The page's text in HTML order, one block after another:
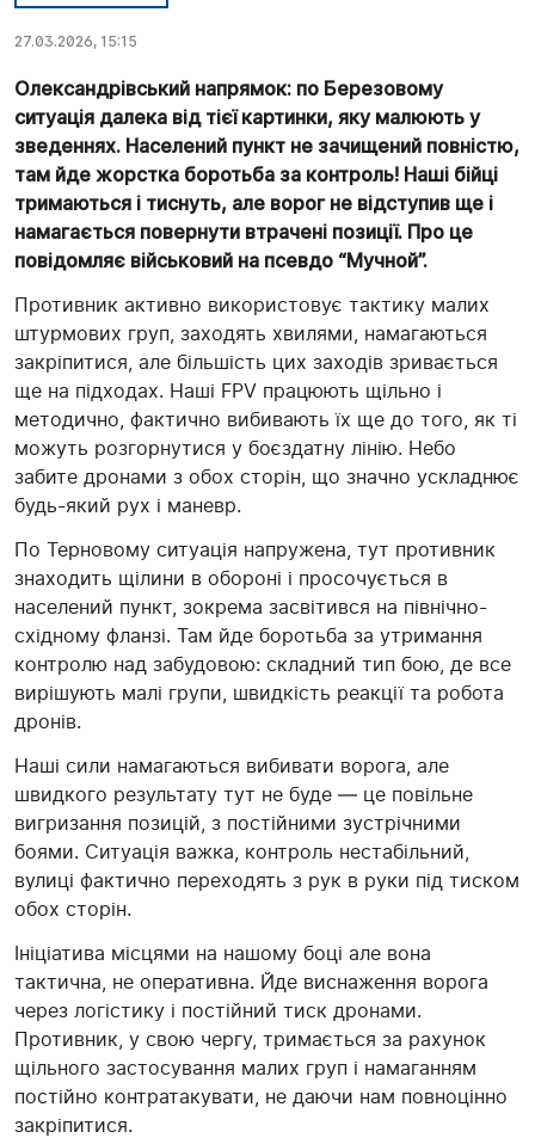
27.03.2026, 15:15
Олександрівський напрямок: по Березовому
ситуація далека від тієї картинки, яку малюють у
зведеннях. Населений пункт не зачищений повністю,
там йде жорстка боротьба за контроль! Наші бійці
тримаються і тиснуть, але ворог не відступив ще і
намагається повернути втрачені позиції. Про це
повідомляє військовий на псевдо “Мучной”.
Противник активно використовує тактику малих
штурмових груп, заходять хвилями, намагаються
закріпитися, але більшість цих заходів зривається
ще на підходах. Наші FPV працюють щільно і
методично, фактично вибивають їх ще до того, як ті
можуть розгорнутися у боєздатну лінію. Небо
забите дронами з обох сторін, що значно ускладнює
будь-який рух і маневр.
По Терновому ситуація напружена, тут противник
знаходить щілини в обороні і просочується в
населений пункт, зокрема засвітився на північно-
східному фланзі. Там йде боротьба за утримання
контролю над забудовою: складний тип бою, де все
вирішують малі групи, швидкість реакції та робота
дронів.
Наші сили намагаються вибивати ворога, але
швидкого результату тут не буде — це повільне
вигризання позицій, з постійними зустрічними
боями. Ситуація важка, контроль нестабільний,
вулиці фактично переходять з рук в руки під тиском
обох сторін.
Ініціатива місцями на нашому боці але вона
тактична, не оперативна. Йде виснаження ворога
через логістику і постійний тиск дронами.
Противник, у свою чергу, тримається за рахунок
щільного застосування малих груп і намаганням
постійно контратакувати, не даючи нам повноцінно
закріпитися.